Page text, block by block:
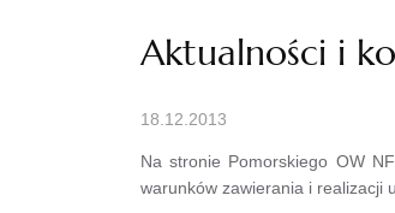
Aktualności i
18.12.2013
Na stronie Pomorskiego OW
warunków zawierania i realizacji